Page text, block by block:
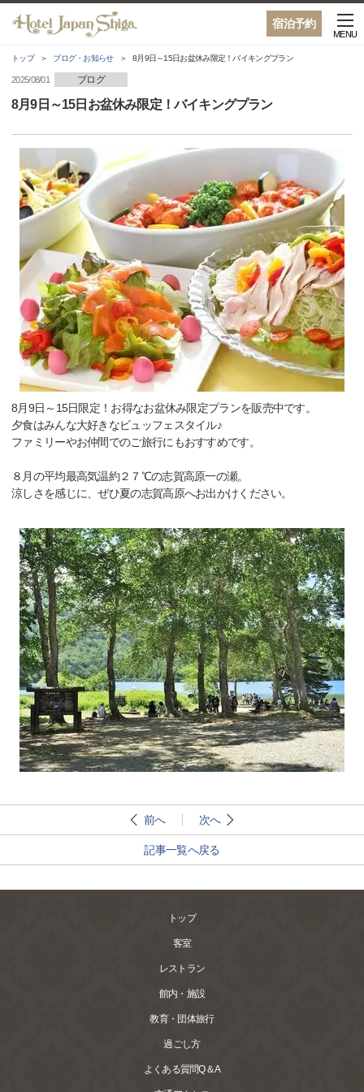
宿泊予約
MENU
トップ ブログ・お知らせ 8月9日～15日お盆休み限定！バイキングプラン
2025/08/01 ブログ
8月9日～15日お盆休み限定！バイキングプラン
8月9日～15日限定！お得なお盆休み限定プランを販売中です。
夕食はみんな大好きなビュッフェスタイル♪
ファミリーやお仲間でのご旅行にもおすすめです。
８月の平均最高気温約２７℃の志賀高原一の瀬。
涼しさを感じに、ぜひ夏の志賀高原へお出かけください。
前へ 次へ
記事一覧へ戻る
トップ
客室
レストラン
館内・施設
教育・団体旅行
過ごし方
よくある質問Q＆A